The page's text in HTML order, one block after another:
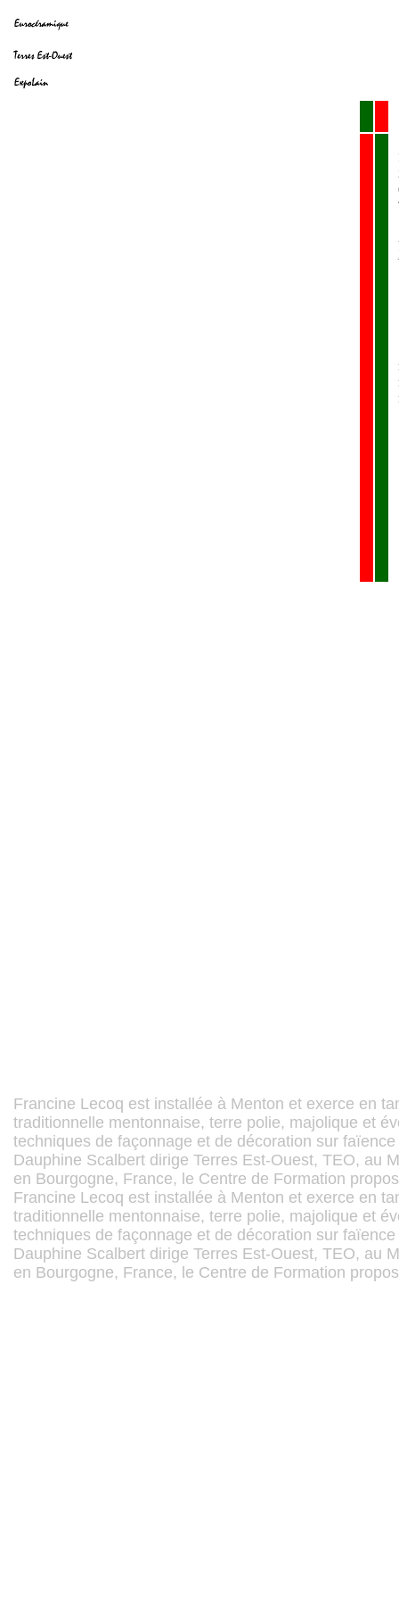
Francine Lecoq est installée à Menton et exerce en
traditionnelle mentonnaise, terre polie, majolique et
techniques de façonnage et de décoration sur
Dauphine Scalbert dirige Terres Est-Ouest, TEO, au
en Bourgogne, France, le Centre de Formation
Francine Lecoq est installée à Menton et exerce en
traditionnelle mentonnaise, terre polie, majolique et
techniques de façonnage et de décoration sur
Dauphine Scalbert dirige Terres Est-Ouest, TEO, au
en Bourgogne, France, le Centre de Formation